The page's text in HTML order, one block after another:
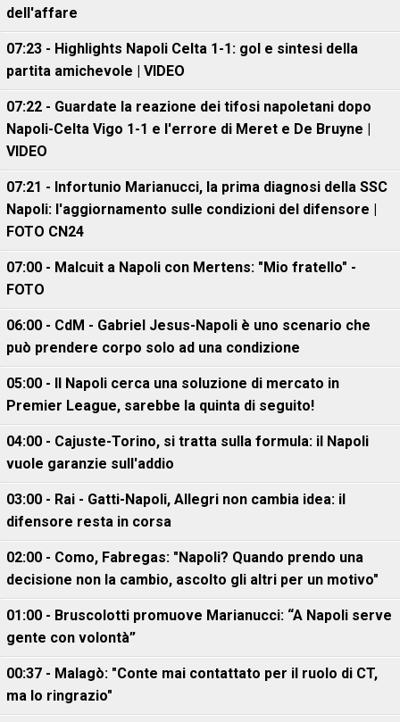
dell'affare
07:23 - Highlights Napoli Celta 1-1: gol e sintesi della
partita amichevole | VIDEO
07:22 - Guardate la reazione dei tifosi napoletani dopo
Napoli-Celta Vigo 1-1 e l'errore di Meret e De Bruyne |
VIDEO
07:21 - Infortunio Marianucci, la prima diagnosi della SSC
Napoli: l'aggiornamento sulle condizioni del difensore |
FOTO CN24
07:00 - Malcuit a Napoli con Mertens: "Mio fratello" -
FOTO
06:00 - CdM - Gabriel Jesus-Napoli è uno scenario che
può prendere corpo solo ad una condizione
05:00 - Il Napoli cerca una soluzione di mercato in
Premier League, sarebbe la quinta di seguito!
04:00 - Cajuste-Torino, si tratta sulla formula: il Napoli
vuole garanzie sull'addio
03:00 - Rai - Gatti-Napoli, Allegri non cambia idea: il
difensore resta in corsa
02:00 - Como, Fabregas: "Napoli? Quando prendo una
decisione non la cambio, ascolto gli altri per un motivo"
01:00 - Bruscolotti promuove Marianucci: “A Napoli serve
gente con volontà”
00:37 - Malagò: "Conte mai contattato per il ruolo di CT,
ma lo ringrazio"